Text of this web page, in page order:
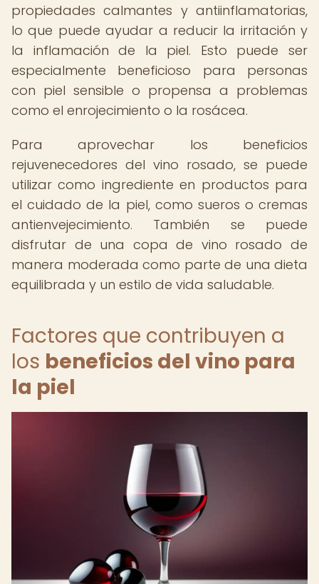
propiedades calmantes y antiinflamatorias,
lo que puede ayudar a reducir la irritación y
la inflamación de la piel. Esto puede ser
especialmente beneficioso para personas
con piel sensible o propensa a problemas
como el enrojecimiento o la rosácea.
Para aprovechar los beneficios
rejuvenecedores del vino rosado, se puede
utilizar como ingrediente en productos para
el cuidado de la piel, como sueros o cremas
antienvejecimiento. También se puede
disfrutar de una copa de vino rosado de
manera moderada como parte de una dieta
equilibrada y un estilo de vida saludable.
Factores que contribuyen a
los beneficios del vino para
la piel